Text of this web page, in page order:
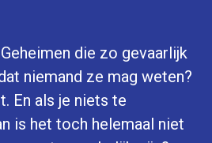
die zo gevaarlijk
niemand ze mag weten?
En als je niets te
is het toch helemaal niet